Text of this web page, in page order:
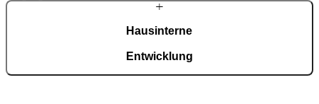
Hausinterne
Entwicklung